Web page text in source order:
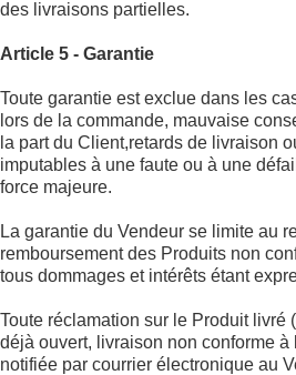
des livraisons partielles.
Article 5 - Garantie
Toute garantie est exclue dans les
lors de la commande, mauvaise
la part du Client,retards de livraison
imputables à une faute ou à une
force majeure.
La garantie du Vendeur se limite au
remboursement des Produits non
tous dommages et intérêts étant
Toute réclamation sur le Produit livré
déjà ouvert, livraison non conforme
notifiée par courrier électronique au